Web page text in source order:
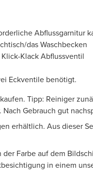
Abflussgarnitur
das Waschbecken
Klack Abflussventil
Eckventile benötigt.
Tipp: Reiniger
Gebrauch gut
erhältlich. Aus dieser
Farbe auf dem
in einem